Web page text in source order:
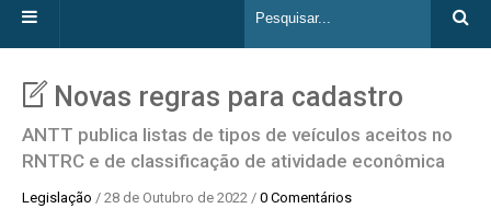
Novas regras para cadastro
ANTT publica listas de tipos de veículos aceitos no
RNTRC e de classificação de atividade econômica
Legislação / 28 de Outubro de 2022 / 0 Comentários